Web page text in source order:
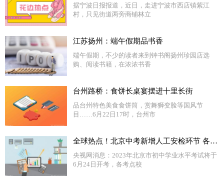
据宁波日报报道，近日，走进宁波市西店镇紫江
村，只见街道两旁商铺林立
江苏扬州：端午假期品书香
端午假期，不少的读者来到钟书阁扬州珍园店选
购、阅读书籍，在浓浓书香
台州路桥：食饼长桌宴摆进十里长街
品台州特色美食食饼筒，赏舞狮变脸等国风节
目……6月22日17时，台州市
全球热点！北京中考新增人工安检环节 各考点校准备就绪静候考生
央视网消息：2023年北京市初中学业水平考试将于
6月24日开考，各考点校